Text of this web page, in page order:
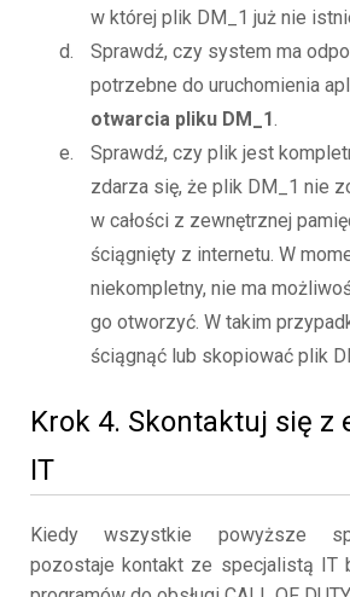
w której plik DM_1 już nie
Sprawdź, czy system ma
potrzebne do uruchomienia
otwarcia pliku DM_1.
Sprawdź, czy plik jest
zdarza się, że plik DM_1 nie
w całości z zewnętrznej
ściągnięty z internetu. W
niekompletny, nie ma
go otworzyć. W takim
ściągnąć lub skopiować plik
Krok 4. Skontaktuj się z
IT
Kiedy wszystkie powyższe
pozostaje kontakt ze specjalistą IT